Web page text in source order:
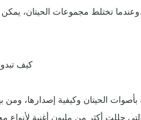
أن تنتشر الأغاني.
كيف
الحيتان وكيفية إصدارها، ومن
حللت أكثر من مليون أغنية لأنواع